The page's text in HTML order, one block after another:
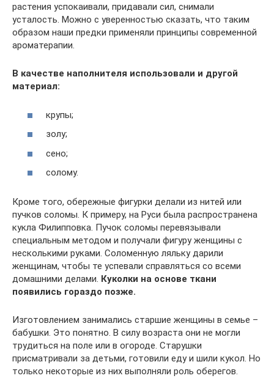
растения успокаивали, придавали сил, снимали
усталость. Можно с уверенностью сказать, что таким
образом наши предки применяли принципы современной
ароматерапии.
В качестве наполнителя использовали и другой
материал:
крупы;
золу;
сено;
солому.
Кроме того, обережные фигурки делали из нитей или
пучков соломы. К примеру, на Руси была распространена
кукла Филипповка. Пучок соломы перевязывали
специальным методом и получали фигуру женщины с
несколькими руками. Соломенную ляльку дарили
женщинам, чтобы те успевали справляться со всеми
домашними делами. Куколки на основе ткани
появились гораздо позже.
Изготовлением занимались старшие женщины в семье –
бабушки. Это понятно. В силу возраста они не могли
трудиться на поле или в огороде. Старушки
присматривали за детьми, готовили еду и шили кукол. Но
только некоторые из них выполняли роль оберегов.